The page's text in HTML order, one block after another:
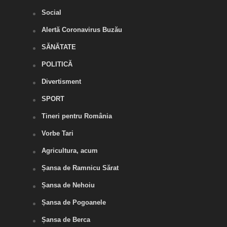
Social
Alertă Coronavirus Buzău
SĂNĂTATE
POLITICĂ
Divertisment
SPORT
Tineri pentru România
Vorbe Tari
Agricultura, acum
Șansa de Ramnicu Sărat
Șansa de Nehoiu
Șansa de Pogoanele
Șansa de Berca